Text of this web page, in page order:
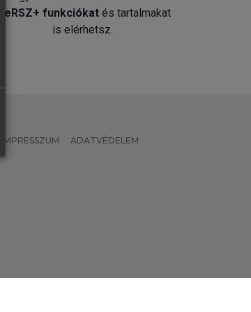
MeRSZ+ funkciókat és tartalmakat
is elérhetsz.
IMPRESSZUM ADATVÉDELEM